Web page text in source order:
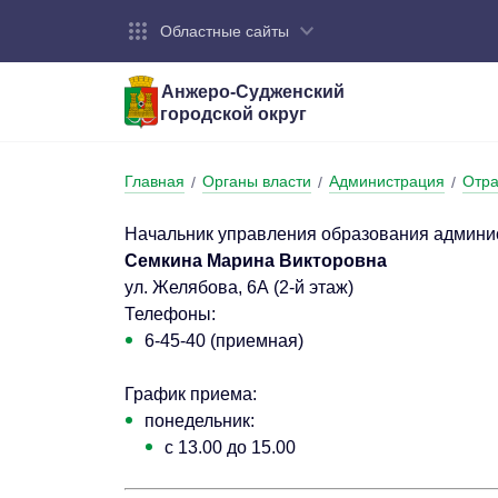
Областные сайты
Анжеро-Судженский
городской округ
Устав
Главная / Органы власти / Администрация /
Начальник управления образования
Семкина Марина Викторовна
ул. Желябова, 6А (2-й этаж)
Телефоны:
6-45-40 (приемная)
График приема:
понедельник:
с 13.00 до 15.00